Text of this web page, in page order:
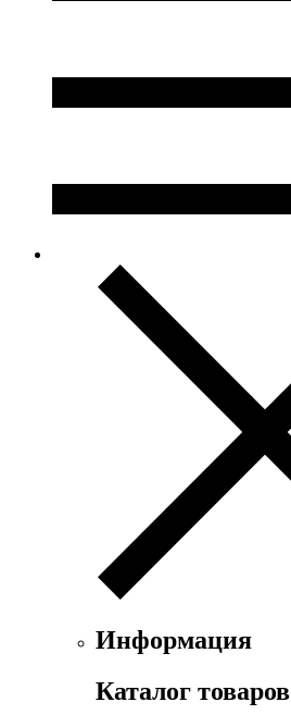
Информация
Каталог товаров